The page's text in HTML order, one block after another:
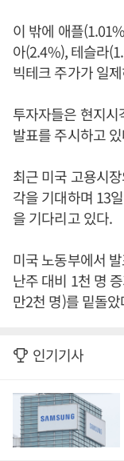
이 밖에 애플
아(2.4%), 테슬라
빅테크 주가가 일
투자자들은 현지시
발표를 주시하고
최근 미국 고용시
각을 기대하며 13
을 기다리고 있다.
미국 노동부에서
난주 대비 1천 명
만2천 명)를 밑돌
인기기사